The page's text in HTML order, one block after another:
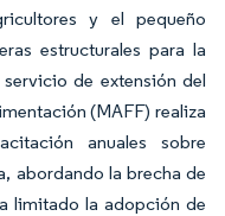
y el pequeño
estructurales para la
de extensión del
(MAFF) realiza
anuales sobre
abordando la brecha de
limitado la adopción de